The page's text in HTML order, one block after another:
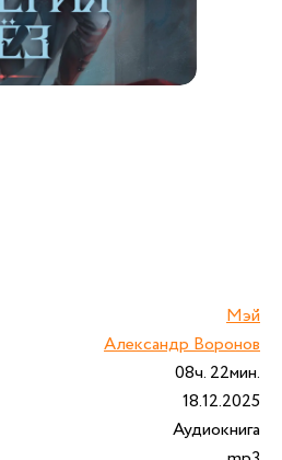
Мэй
Александр Воронов
08ч. 22мин.
18.12.2025
Аудиокнига